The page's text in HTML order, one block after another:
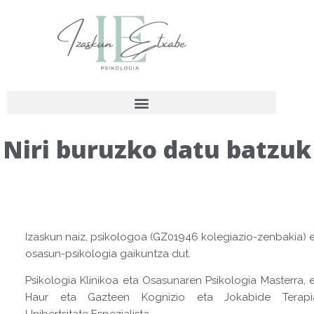
Niri buruzko datu batzuk
Izaskun naiz, psikologoa (GZ01946 kolegiazio-zenbakia)
osasun-psikologia gaikuntza dut.
Psikologia Klinikoa eta Osasunaren Psikologia Masterra,
Haur eta Gazteen Kognizio eta Jokabide